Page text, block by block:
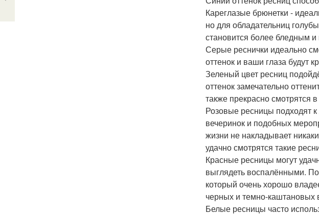
Кареглазые брюнетки -
но для обладательниц
становится более бледным
Серые реснички идеально
оттенок и ваши глаза будут
Зеленый цвет ресниц
оттенок замечательно
также прекрасно смотрятся
Розовые ресницы подходят
вечеринок и подобных
жизни не накладывает
удачно смотрятся такие
Красные ресницы могут
выглядеть воспалёнными.
который очень хорошо
черных и темно-каштановых
Белые ресницы часто